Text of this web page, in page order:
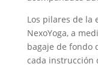
Los pilares de la
NexoYoga, a
bagaje de fondo
cada instrucción